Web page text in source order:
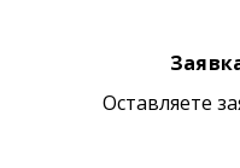
Оставляете